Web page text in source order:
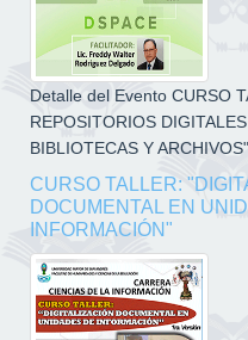
Detalle del Evento CURSO
REPOSITORIOS
BIBLIOTECAS Y
CURSO TALLER:
DOCUMENTAL EN
INFORMACIÓN"